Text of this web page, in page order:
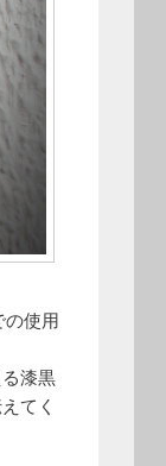
の使用
漆黒
てく